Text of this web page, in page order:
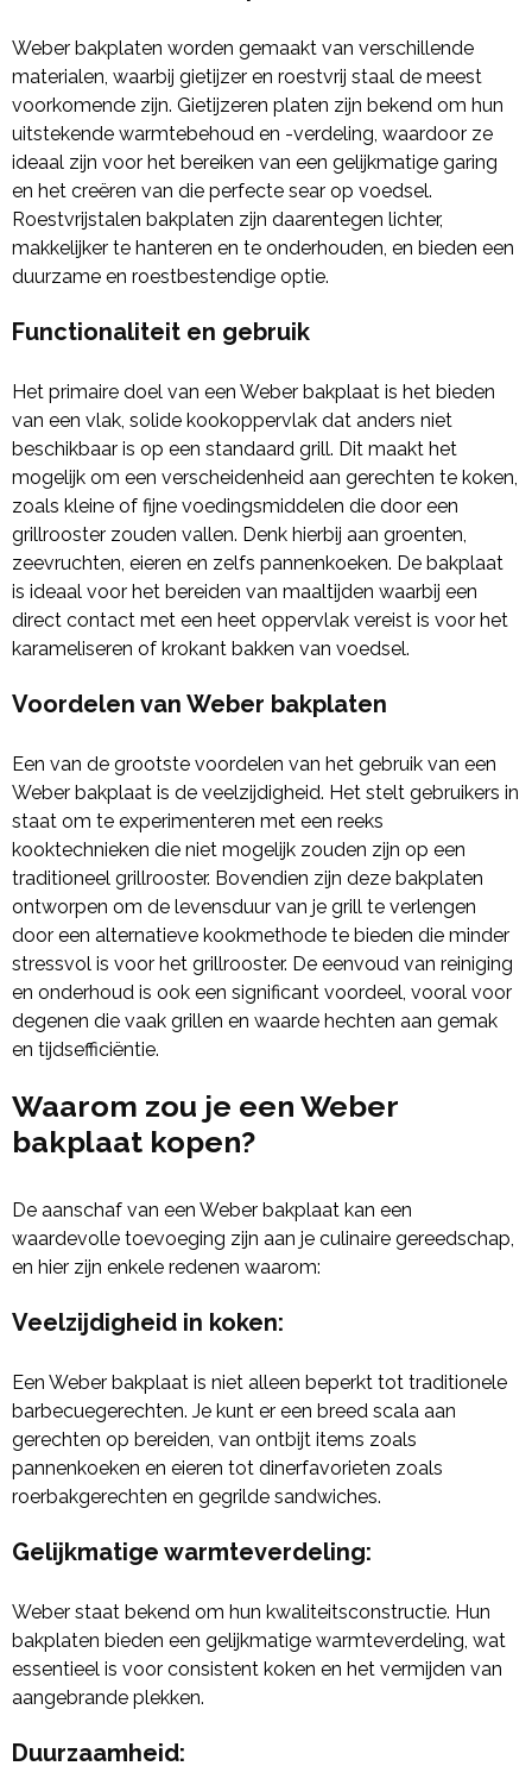
Weber bakplaten worden gemaakt van verschillende
materialen, waarbij gietijzer en roestvrij staal de meest
voorkomende zijn. Gietijzeren platen zijn bekend om hun
uitstekende warmtebehoud en -verdeling, waardoor ze
ideaal zijn voor het bereiken van een gelijkmatige garing
en het creëren van die perfecte sear op voedsel.
Roestvrijstalen bakplaten zijn daarentegen lichter,
makkelijker te hanteren en te onderhouden, en bieden een
duurzame en roestbestendige optie.
Functionaliteit en gebruik
Het primaire doel van een Weber bakplaat is het bieden
van een vlak, solide kookoppervlak dat anders niet
beschikbaar is op een standaard grill. Dit maakt het
mogelijk om een verscheidenheid aan gerechten te koken,
zoals kleine of fijne voedingsmiddelen die door een
grillrooster zouden vallen. Denk hierbij aan groenten,
zeevruchten, eieren en zelfs pannenkoeken. De bakplaat
is ideaal voor het bereiden van maaltijden waarbij een
direct contact met een heet oppervlak vereist is voor het
karameliseren of krokant bakken van voedsel.
Voordelen van Weber bakplaten
Een van de grootste voordelen van het gebruik van een
Weber bakplaat is de veelzijdigheid. Het stelt gebruikers in
staat om te experimenteren met een reeks
kooktechnieken die niet mogelijk zouden zijn op een
traditioneel grillrooster. Bovendien zijn deze bakplaten
ontworpen om de levensduur van je grill te verlengen
door een alternatieve kookmethode te bieden die minder
stressvol is voor het grillrooster. De eenvoud van reiniging
en onderhoud is ook een significant voordeel, vooral voor
degenen die vaak grillen en waarde hechten aan gemak
en tijdsefficiëntie.
Waarom zou je een Weber
bakplaat kopen?
De aanschaf van een Weber bakplaat kan een
waardevolle toevoeging zijn aan je culinaire gereedschap,
en hier zijn enkele redenen waarom:
Veelzijdigheid in koken:
Een Weber bakplaat is niet alleen beperkt tot traditionele
barbecuegerechten. Je kunt er een breed scala aan
gerechten op bereiden, van ontbijt items zoals
pannenkoeken en eieren tot dinerfavorieten zoals
roerbakgerechten en gegrilde sandwiches.
Gelijkmatige warmteverdeling:
Weber staat bekend om hun kwaliteitsconstructie. Hun
bakplaten bieden een gelijkmatige warmteverdeling, wat
essentieel is voor consistent koken en het vermijden van
aangebrande plekken.
Duurzaamheid: